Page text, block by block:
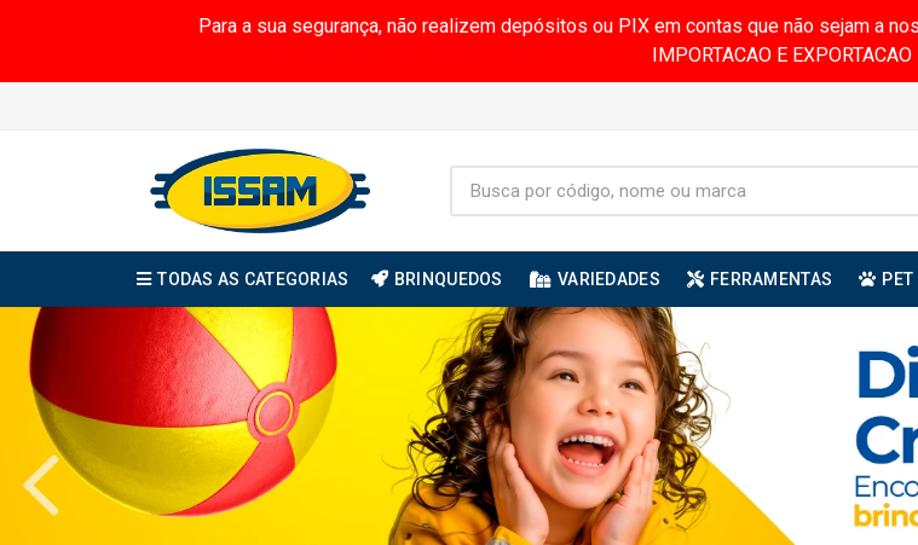
Para a sua segurança, não realizem depósitos ou PIX em contas que não sejam a
IMPORTACAO E EXPORTACAO
TODAS AS CATEGORIAS BRINQUEDOS VARIEDADES FERRAMENTAS PET